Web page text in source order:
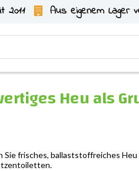
2011 Aus eigenem Lager
Heu als
Sie frisches, ballaststoffreiches